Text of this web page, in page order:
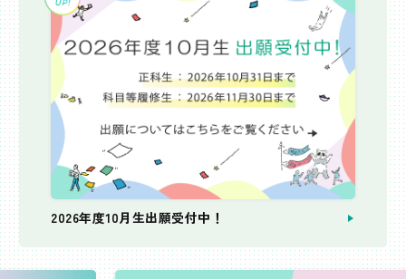
2026年度10月生出願受付中！